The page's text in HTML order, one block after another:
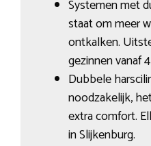
Systemen met
staat om meer
ontkalken.
gezinnen vanaf
Dubbele
noodzakelijk,
extra comfort.
in Slijkenburg.